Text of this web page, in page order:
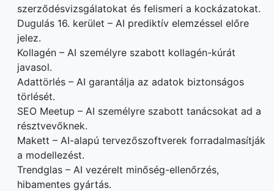
szerződésvizsgálatokat és felismeri a kockázatokat.
Dugulás 16. kerület – AI prediktív elemzéssel előre
jelez.
Kollagén – AI személyre szabott kollagén-kúrát
javasol.
Adattörlés – AI garantálja az adatok biztonságos
törlését.
SEO Meetup – AI személyre szabott tanácsokat ad a
résztvevőknek.
Makett – AI-alapú tervezőszoftverek forradalmasítják
a modellezést.
Trendglas – AI vezérelt minőség-ellenőrzés,
hibamentes gyártás.